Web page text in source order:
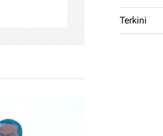
Terkini